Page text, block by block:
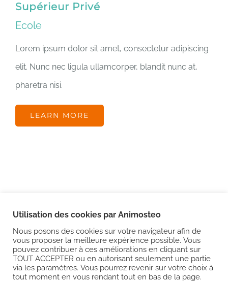
Supérieur Privé
Ecole
Lorem ipsum dolor sit amet, consectetur adipiscing
elit. Nunc nec ligula ullamcorper, blandit nunc at,
pharetra nisi.
LEARN MORE
© Copyright2026ANIMOSTEO | TOUS DROITS RÉSERVÉS |
Mentions légales|CGV
Utilisation des cookies par Animosteo
Nous posons des cookies sur votre navigateur afin de
vous proposer la meilleure expérience possible. Vous
pouvez contribuer à ces améliorations en cliquant sur
TOUT ACCEPTER ou en autorisant seulement une partie
via les paramètres. Vous pourrez revenir sur votre choix à
tout moment en vous rendant tout en bas de la page.